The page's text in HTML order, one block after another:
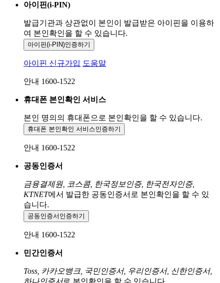
아이핀(i-PIN)
발급기관과 상관없이 본인이 발급받은 아이핀을 이용하
여 본인확인을 할 수 있습니다.
아이핀(i-PIN)인증하기
아이핀 신규가입 도움말
안내 1600-1522
휴대폰 본인확인 서비스
본인 명의의 휴대폰으로 본인확인을 할 수 있습니다.
휴대폰 본인확인 서비스인증하기
안내 1600-1522
공동인증서
금융결제원, 코스콤, 한국정보인증, 한국전자인증,
KTNET에서 발급한 공동인증서로 본인확인을 할 수 있
습니다.
공동인증서 인증하기
안내 1600-1522
민간인증서
Toss, 카카오뱅크, 국민인증서, 우리인증서, 신한인증서,